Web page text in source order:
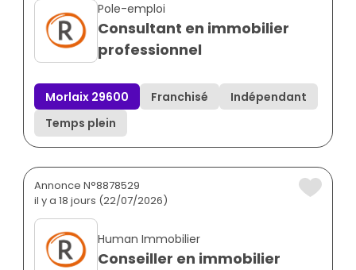
Pole-emploi
Consultant en immobilier
professionnel
Morlaix 29600 Franchisé
Indépendant
Temps plein
Annonce N°8878529
il y a 18 jours (22/07/2026)
Human Immobilier
Conseiller en immobilier